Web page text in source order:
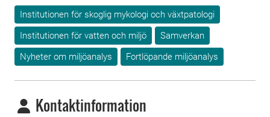
Institutionen för skoglig mykologi och växtpatologi
Institutionen för vatten och miljö
Samverkan
Nyheter om miljöanalys
Fortlöpande miljöanalys
Kontaktinformation